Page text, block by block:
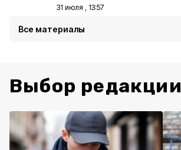
31 июля , 13:57
Все материалы
Выбор редакции